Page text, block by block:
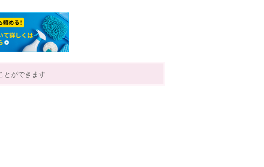
とができます